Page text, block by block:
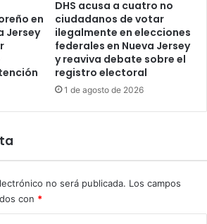
en
Jersey
DHS acusa a cuatro no
ciudadanos de votar
ilegalmente en elecciones
federales en Nueva Jersey
y reaviva debate sobre el
registro electoral
1 de agosto de 2026
no será publicada. Los campos
con *